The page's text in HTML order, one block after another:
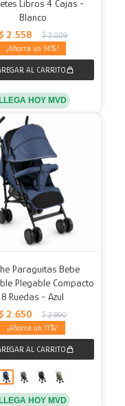
Libros 4 Cajas -
Blanco
$ 2.558 $ 3.009
14
LLEGA HOY MVD
Paraguitas Bebe
Plegable Compacto
8 Ruedas - Azul
$ 2.650 $ 2.990
11
LLEGA HOY MVD